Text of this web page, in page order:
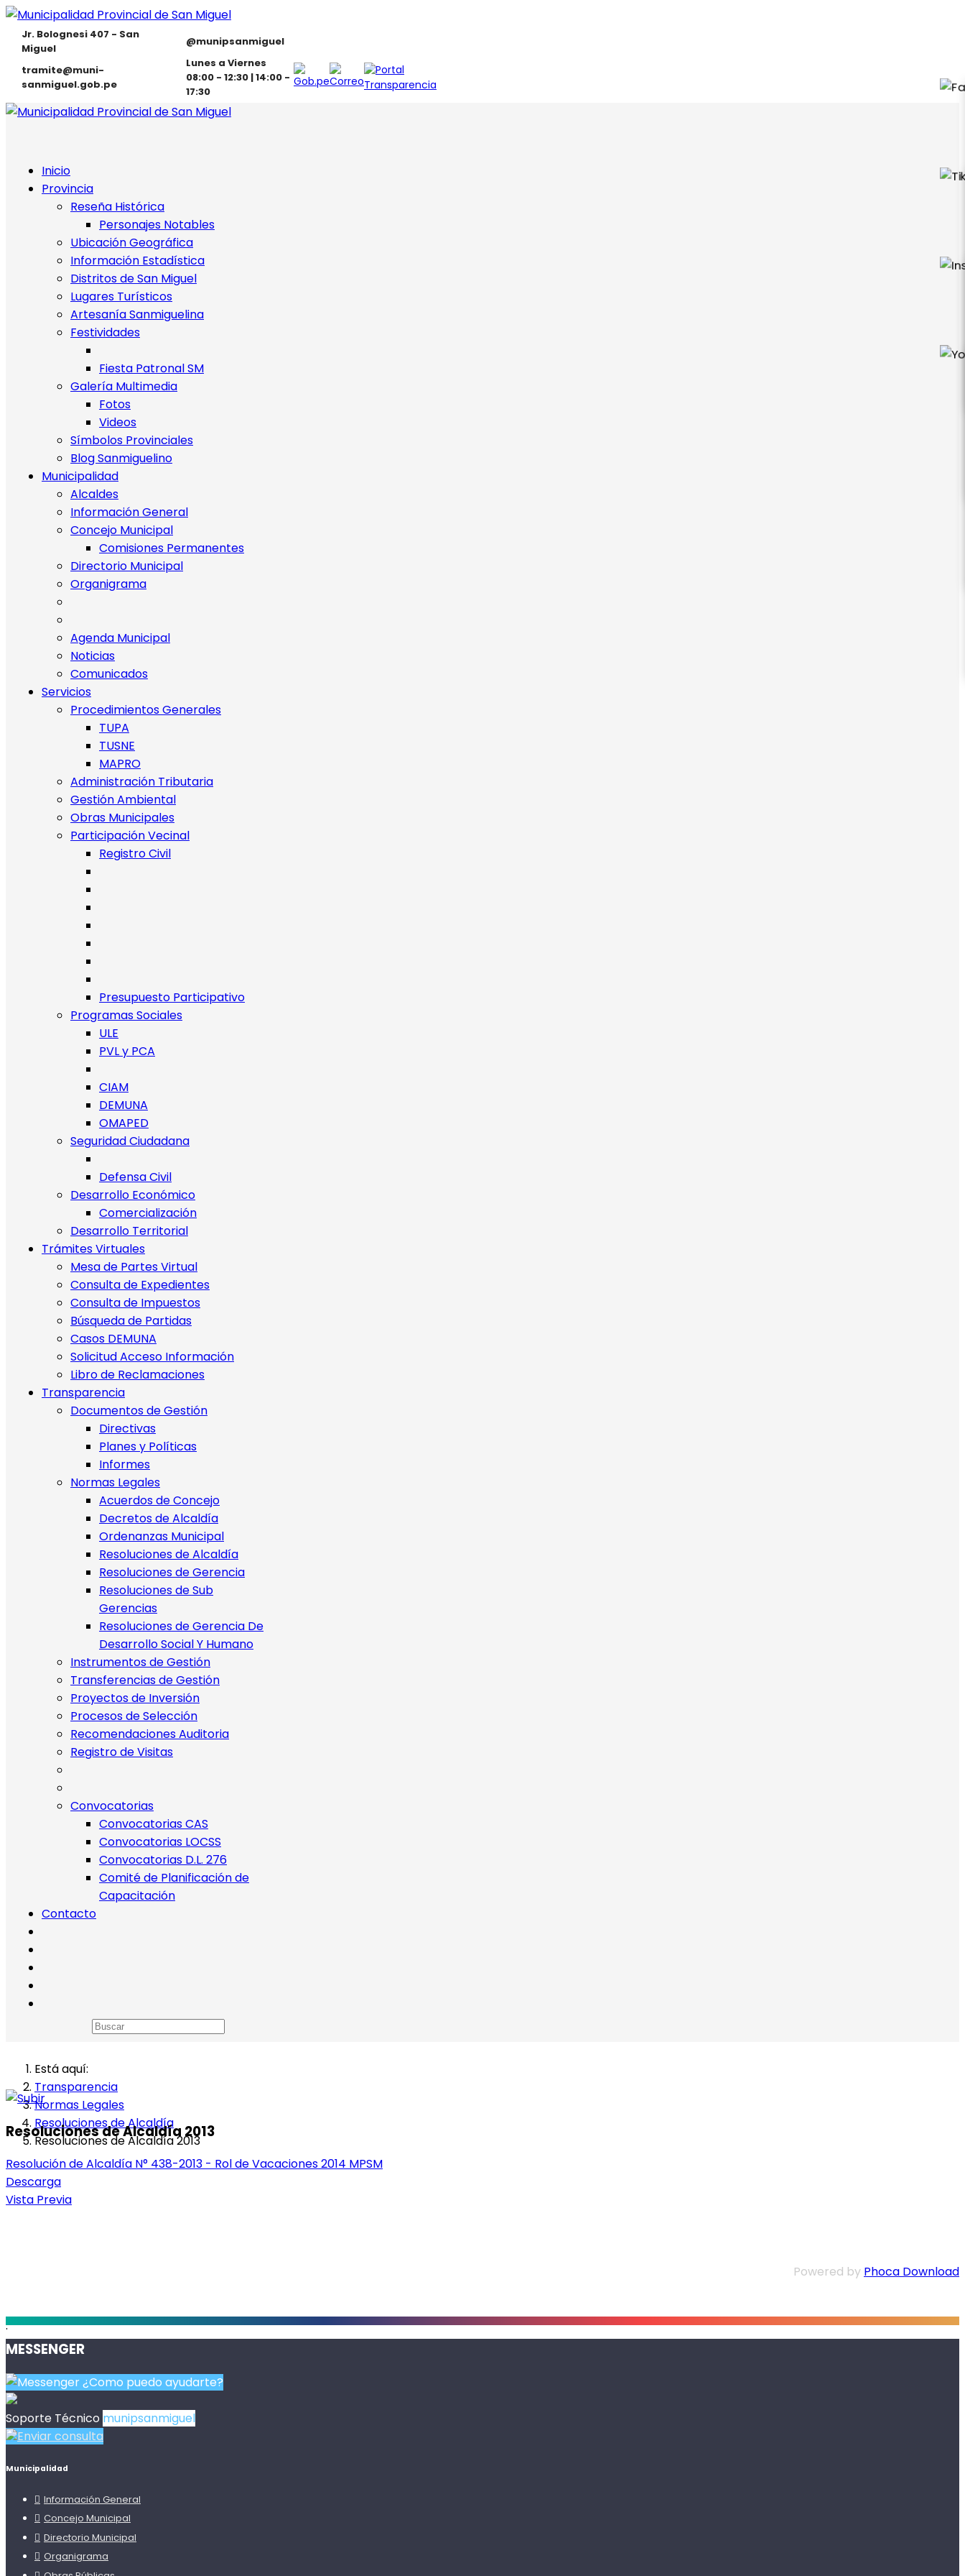
Jr. Bolognesi 407 - San
Miguel
@munipsanmiguel
tramite@muni-
sanmiguel.gob.pe
Lunes a Viernes
08:00 - 12:30 | 14:00 -
17:30
Inicio
Provincia
Reseña Histórica
Personajes Notables
Ubicación Geográfica
Información Estadística
Distritos de San Miguel
Lugares Turísticos
Artesanía Sanmiguelina
Festividades
Fiesta Patronal SM
Galería Multimedia
Fotos
Videos
Símbolos Provinciales
Blog Sanmiguelino
Municipalidad
Alcaldes
Información General
Concejo Municipal
Comisiones Permanentes
Directorio Municipal
Organigrama
Agenda Municipal
Noticias
Comunicados
Servicios
Procedimientos Generales
TUPA
TUSNE
MAPRO
Administración Tributaria
Gestión Ambiental
Obras Municipales
Participación Vecinal
Registro Civil
Presupuesto Participativo
Programas Sociales
ULE
PVL y PCA
CIAM
DEMUNA
OMAPED
Seguridad Ciudadana
Defensa Civil
Desarrollo Económico
Comercialización
Desarrollo Territorial
Trámites Virtuales
Mesa de Partes Virtual
Consulta de Expedientes
Consulta de Impuestos
Búsqueda de Partidas
Casos DEMUNA
Solicitud Acceso Información
Libro de Reclamaciones
Transparencia
Documentos de Gestión
Directivas
Planes y Políticas
Informes
Normas Legales
Acuerdos de Concejo
Decretos de Alcaldía
Ordenanzas Municipal
Resoluciones de Alcaldía
Resoluciones de Gerencia
Resoluciones de Sub
Gerencias
Resoluciones de Gerencia De
Desarrollo Social Y Humano
Instrumentos de Gestión
Transferencias de Gestión
Proyectos de Inversión
Procesos de Selección
Recomendaciones Auditoria
Registro de Visitas
Convocatorias
Convocatorias CAS
Convocatorias LOCSS
Convocatorias D.L. 276
Comité de Planificación de
Capacitación
Contacto
Está aquí:
Transparencia
Normas Legales
Resoluciones de Alcaldía
Resoluciones de Alcaldía 2013
Resoluciones de Alcaldía 2013
Resolución de Alcaldía N° 438-2013 - Rol de Vacaciones 2014 MPSM
Descarga
Vista Previa
Powered by Phoca Download
.
MESSENGER
¿Como puedo ayudarte?
Soporte Técnico munipsanmiguel
Enviar consulta
Municipalidad
Información General
Concejo Municipal
Directorio Municipal
Organigrama